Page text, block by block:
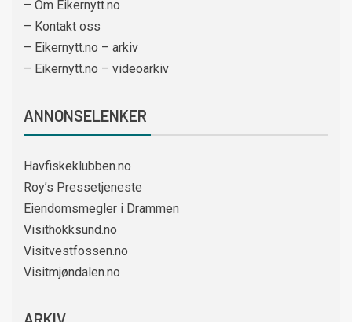
– Om Eikernytt.no
– Kontakt oss
– Eikernytt.no – arkiv
– Eikernytt.no – videoarkiv
ANNONSELENKER
Havfiskeklubben.no
Roy’s Pressetjeneste
Eiendomsmegler i Drammen
Visithokksund.no
Visitvestfossen.no
Visitmjøndalen.no